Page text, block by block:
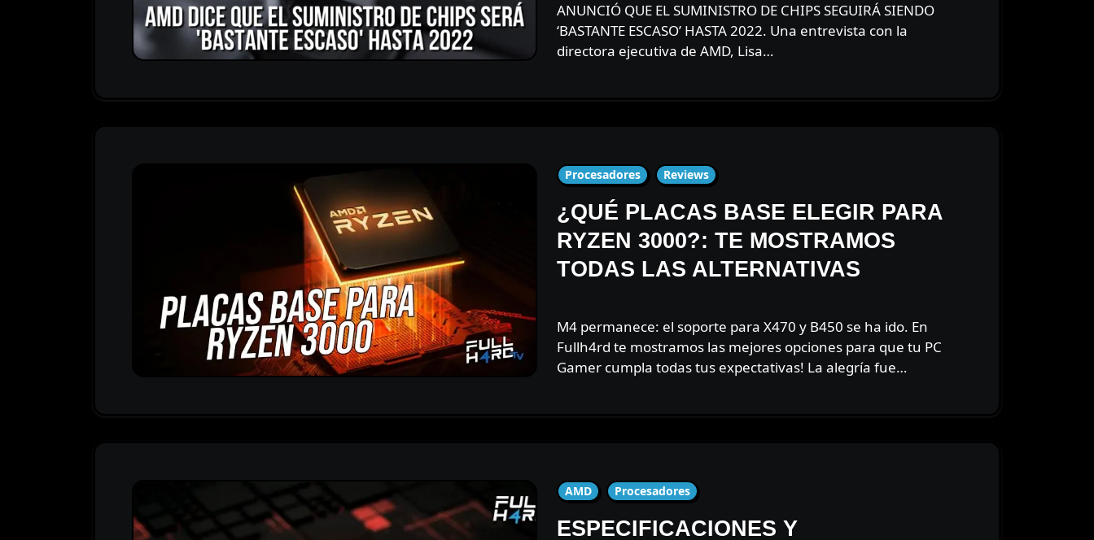
ANUNCIÓ QUE EL SUMINISTRO DE CHIPS SEGUIRÁ SIENDO
‘BASTANTE ESCASO’ HASTA 2022. Una entrevista con la
directora ejecutiva de AMD, Lisa…
Procesadores Reviews
¿QUÉ PLACAS BASE ELEGIR PARA
RYZEN 3000?: TE MOSTRAMOS
TODAS LAS ALTERNATIVAS
M4 permanece: el soporte para X470 y B450 se ha ido. En
Fullh4rd te mostramos las mejores opciones para que tu PC
Gamer cumpla todas tus expectativas! La alegría fue…
AMD Procesadores
ESPECIFICACIONES Y